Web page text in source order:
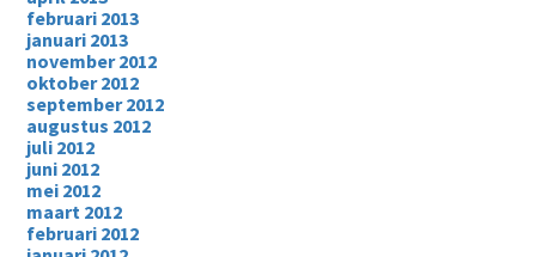
februari 2013
januari 2013
november 2012
oktober 2012
september 2012
augustus 2012
juli 2012
juni 2012
mei 2012
maart 2012
februari 2012